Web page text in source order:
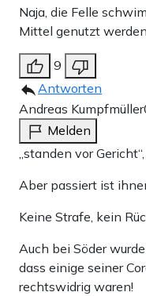
Naja, die Felle
Mittel genutzt
9
Antworten
Andreas Kumpfmüller
Melden
„standen vor
Aber passiert ist
Keine Strafe, kein
Auch bei Söder
dass einige seiner
rechtswidrig waren!